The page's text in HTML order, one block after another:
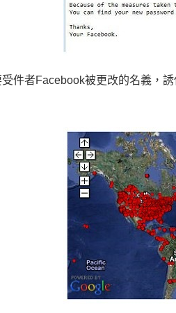
件者Facebook被更改的名義，